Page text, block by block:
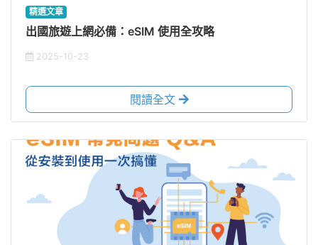
精選文章
出國旅遊上網必備：eSIM 使用全攻略
2025-10-23
閱讀全文